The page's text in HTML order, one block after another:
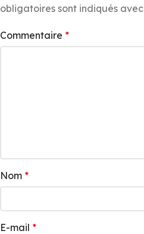
obligatoires sont indiqués avec
Commentaire *
Nom *
E-mail *